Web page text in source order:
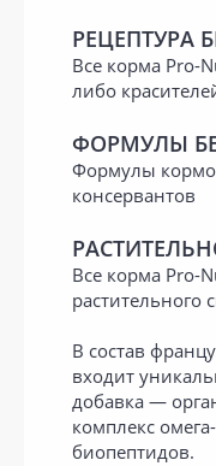
РЕЦЕПТУРА
Все корма Pro-
либо
ФОРМУЛЫ
Формулы
консервантов
Все корма Pro-
В состав
входит
добавка —
комплекс
биопептидов.